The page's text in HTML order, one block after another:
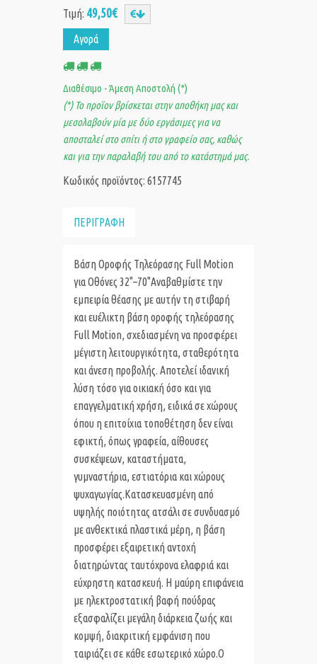
Τιμή: 49,50€
Αγορά
Διαθέσιμο - Άμεση Αποστολή (*)
(*) Το προϊον βρίσκεται στην αποθήκη μας και
μεσολαβούν μία με δύο εργάσιμες για να
αποσταλεί στο σπίτι ή στο γραφείο σας, καθώς
και για την παραλαβή του από το κατάστημά μας.
Κωδικός προϊόντος: 6157745
ΠΕΡΙΓΡΑΦΗ
Βάση Οροφής Τηλεόρασης Full Motion
για Οθόνες 32"–70"Αναβαθμίστε την
εμπειρία θέασης με αυτήν τη στιβαρή
και ευέλικτη βάση οροφής τηλεόρασης
Full Motion, σχεδιασμένη να προσφέρει
μέγιστη λειτουργικότητα, σταθερότητα
και άνεση προβολής. Αποτελεί ιδανική
λύση τόσο για οικιακή όσο και για
επαγγελματική χρήση, ειδικά σε χώρους
όπου η επιτοίχια τοποθέτηση δεν είναι
εφικτή, όπως γραφεία, αίθουσες
συσκέψεων, καταστήματα,
γυμναστήρια, εστιατόρια και χώρους
ψυχαγωγίας.Κατασκευασμένη από
υψηλής ποιότητας ατσάλι σε συνδυασμό
με ανθεκτικά πλαστικά μέρη, η βάση
προσφέρει εξαιρετική αντοχή
διατηρώντας ταυτόχρονα ελαφριά και
εύχρηστη κατασκευή. Η μαύρη επιφάνεια
με ηλεκτροστατική βαφή πούδρας
εξασφαλίζει μεγάλη διάρκεια ζωής και
κομψή, διακριτική εμφάνιση που
ταιριάζει σε κάθε εσωτερικό χώρο.Ο